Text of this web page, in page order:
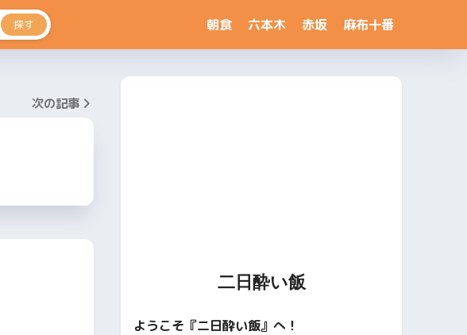
探す 朝食 六本木 赤坂 麻布十番
次の記事
二日酔い飯
ようこそ『二日酔い飯』へ！